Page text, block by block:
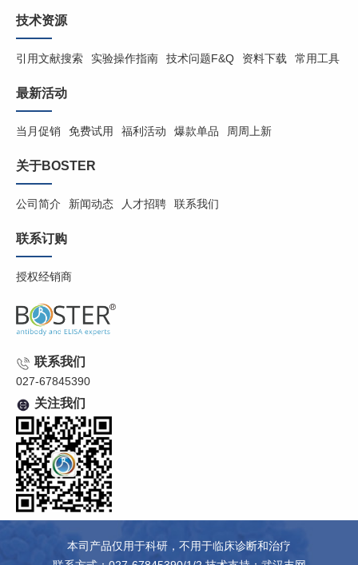
技术资源
引用文献搜索 实验操作指南 技术问题F&Q 资料下载 常用工具
最新活动
当月促销 免费试用 福利活动 爆款单品 周周上新
关于BOSTER
公司简介 新闻动态 人才招聘 联系我们
联系订购
授权经销商
联系我们
027-67845390
关注我们
本司产品仅用于科研，不用于临床诊断和治疗